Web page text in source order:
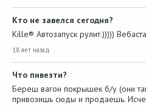
Кто не завелся сегодня?
Kille® Автозапуск рулит.)))))
18 лет назад
Что пивезти?
Береш вагон покрышек б/у (они
привозишь сюды и продаешь. Исче